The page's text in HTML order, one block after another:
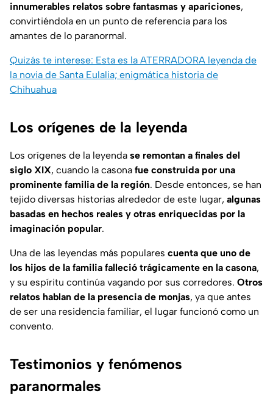
innumerables relatos sobre fantasmas y apariciones,
convirtiéndola en un punto de referencia para los
amantes de lo paranormal.
Quizás te interese: Esta es la ATERRADORA leyenda de
la novia de Santa Eulalia; enigmática historia de
Chihuahua
Los orígenes de la leyenda
Los orígenes de la leyenda se remontan a finales del
siglo XIX, cuando la casona fue construida por una
prominente familia de la región. Desde entonces, se han
tejido diversas historias alrededor de este lugar, algunas
basadas en hechos reales y otras enriquecidas por la
imaginación popular.
Una de las leyendas más populares cuenta que uno de
los hijos de la familia falleció trágicamente en la casona,
y su espíritu continúa vagando por sus corredores. Otros
relatos hablan de la presencia de monjas, ya que antes
de ser una residencia familiar, el lugar funcionó como un
convento.
Testimonios y fenómenos
paranormales